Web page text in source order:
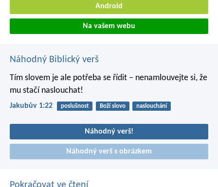
Android
Na vašem webu
Náhodný Biblický verš
Tím slovem je ale potřeba se řídit – nenamlouvejte si, že
mu stačí naslouchat!
Jakubův 1:22 poslušnost Boží slovo naslouchání
Náhodný verš!
Náhodný verš s obrázkem